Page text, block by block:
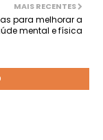
MAIS RECENTES
para melhorar a
mental e física